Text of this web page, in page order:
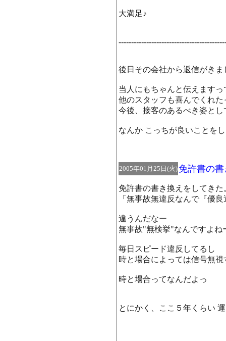
大満足♪
後日その会社から返信がきま
当人にもちゃんと伝えますっ
他のスタッフも喜んでくれた
今後、接客のあるべき姿と
なんか こっちが良いことを
2005年01月25日(火) 免許書の
免許書の書き換えをしてきた
「無事故無違反なんで『優
違うんだなー
無事故"無検挙"なんですよね
毎日スピード違反してるし
時と場合によっては信号無視
時と場合ってなんだよっ
とにかく、ここ５年くらい